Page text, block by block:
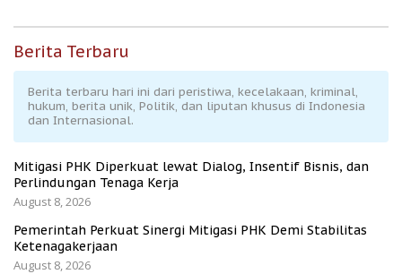
Berita Terbaru
Berita terbaru hari ini dari peristiwa, kecelakaan, kriminal,
hukum, berita unik, Politik, dan liputan khusus di Indonesia
dan Internasional.
Mitigasi PHK Diperkuat lewat Dialog, Insentif Bisnis, dan
Perlindungan Tenaga Kerja
August 8, 2026
Pemerintah Perkuat Sinergi Mitigasi PHK Demi Stabilitas
Ketenagakerjaan
August 8, 2026